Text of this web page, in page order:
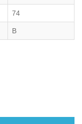
74
B